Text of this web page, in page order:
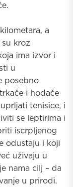
a
kroz
ima izvor i
u
posebno
i hodače
tenisice, i
se leptirima i
iscrpljenog
odustaju i koji
uživaju u
nama cilj – da
u prirodi.